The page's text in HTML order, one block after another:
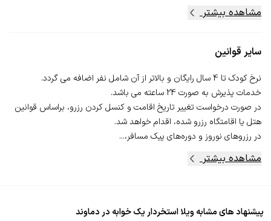
مشاهده بیشتر
سایر قوانین
در صورت درخواست تغییر تاریخ اقامت و کنسل‌ کردن رزرو، بر‌اساس قوانین
در رزروهای نوروز و دوره‌های پیک مسافر،...
مشاهده بیشتر
پیشنهاد های مشابه ویلا استخردار یک خوابه در دماوند